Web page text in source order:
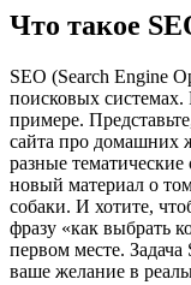
Что такое
SEO (Search Engine
поисковых системах.
примере.
сайта про домашних
разные
новый материал о
собаки. И хотите,
фразу «как выбрать
первом месте.
ваше желание в